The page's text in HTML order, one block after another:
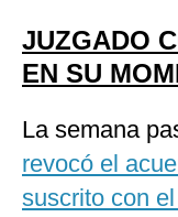
JUZGADO
EN SU
La semana
revocó el
suscrito con